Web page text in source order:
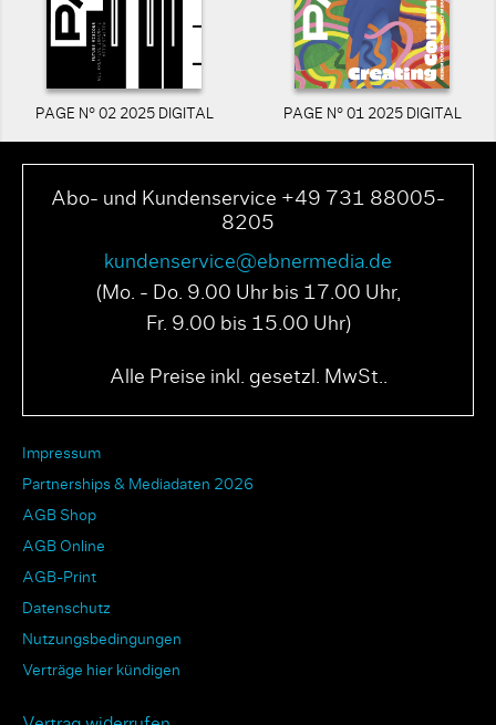
PAGE N° 02 2025 DIGITAL PAGE N° 01 2025 DIGITAL
Abo- und Kundenservice +49 731 88005-
8205
kundenservice@ebnermedia.de
(Mo. - Do. 9.00 Uhr bis 17.00 Uhr,
Fr. 9.00 bis 15.00 Uhr)
Alle Preise inkl. gesetzl. MwSt..
Impressum
Partnerships & Mediadaten 2026
AGB Shop
AGB Online
AGB-Print
Datenschutz
Nutzungsbedingungen
Verträge hier kündigen